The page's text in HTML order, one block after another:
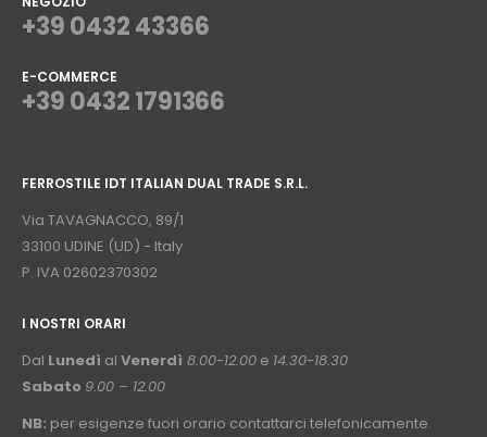
+39 0432 43366
E-COMMERCE
+39 0432 1791366
FERROSTILE IDT ITALIAN DUAL TRADE S.R.L.
Via TAVAGNACCO, 89/1
33100 UDINE (UD) - Italy
P. IVA 02602370302
I NOSTRI ORARI
Dal Lunedì al Venerdì 8.00-12.00 e 14.30-18.30
Sabato 9.00 – 12.00
NB: per esigenze fuori orario contattarci telefonicamente.